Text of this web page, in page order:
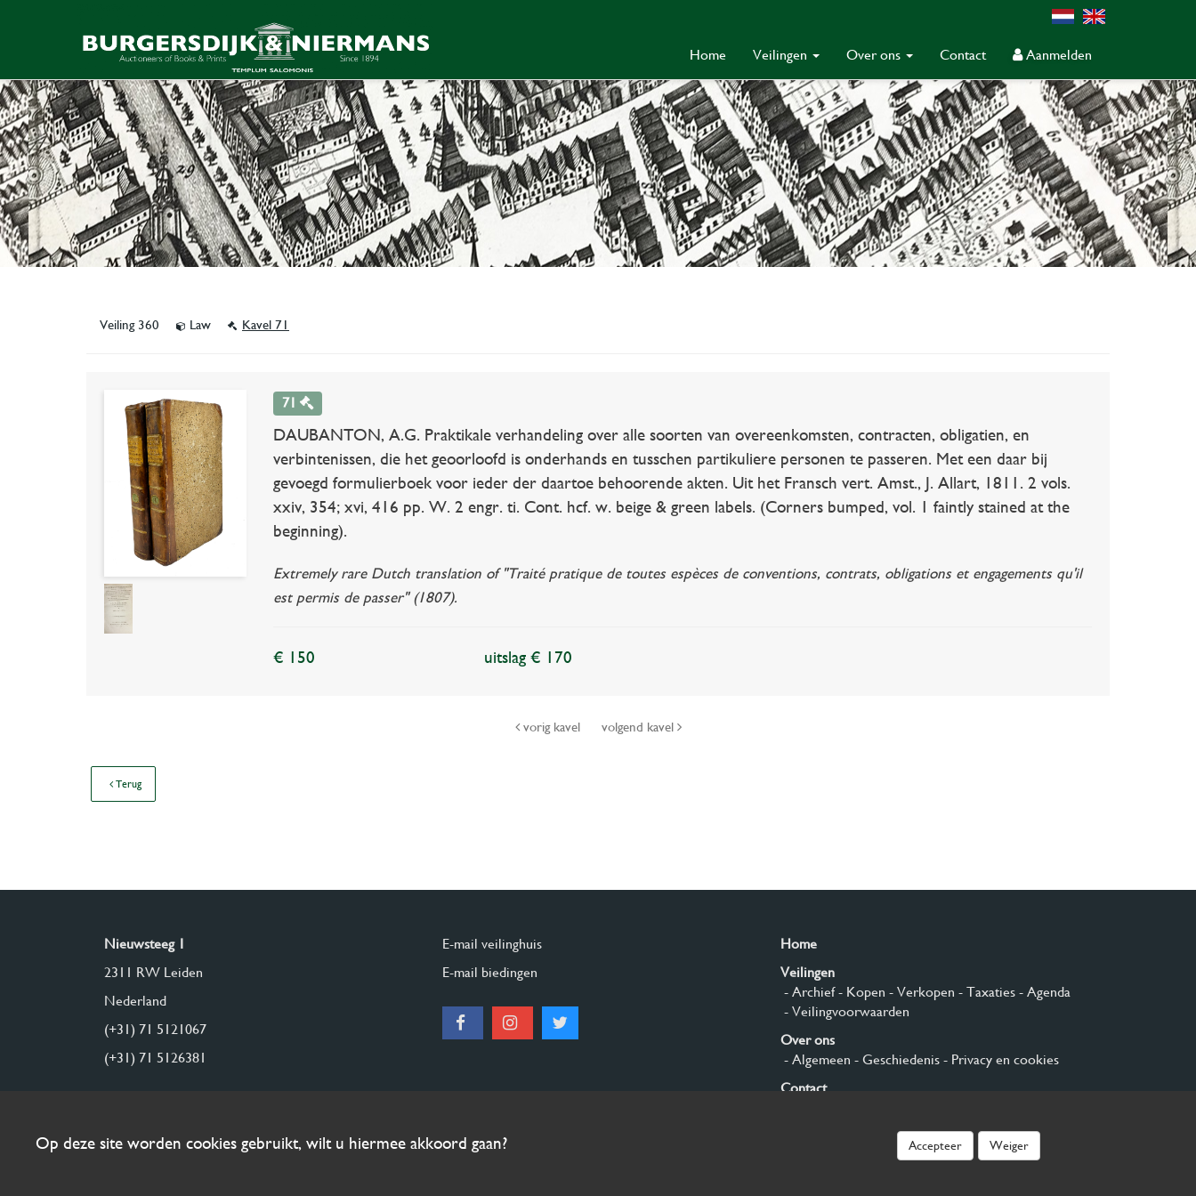
Home Veilingen Over ons Contact Aanmelden
Veiling 360 Law Kavel 71
71
DAUBANTON, A.G. Praktikale verhandeling over alle soorten van overeenkomsten, contracten, obligatien, en
verbintenissen, die het geoorloofd is onderhands en tusschen partikuliere personen te passeren. Met een daar bij
gevoegd formulierboek voor ieder der daartoe behoorende akten. Uit het Fransch vert. Amst., J. Allart, 1811. 2 vols.
xxiv, 354; xvi, 416 pp. W. 2 engr. ti. Cont. hcf. w. beige & green labels. (Corners bumped, vol. 1 faintly stained at the
beginning).
Extremely rare Dutch translation of "Traité pratique de toutes espèces de conventions, contrats, obligations et engagements qu'il
est permis de passer" (1807).
€ 150 uitslag € 170
vorig kavel volgend kavel
Terug
Nieuwsteeg 1
2311 RW Leiden
Nederland
(+31) 71 5121067
(+31) 71 5126381
E-mail veilinghuis
E-mail biedingen
Home
Veilingen
- Archief- Kopen - Verkopen - Taxaties- Agenda
- Veilingvoorwaarden
Over ons
- Algemeen - Geschiedenis- Privacy en cookies
Contact
Op deze site worden cookies gebruikt, wilt u hiermee akkoord gaan? Accepteer Weiger